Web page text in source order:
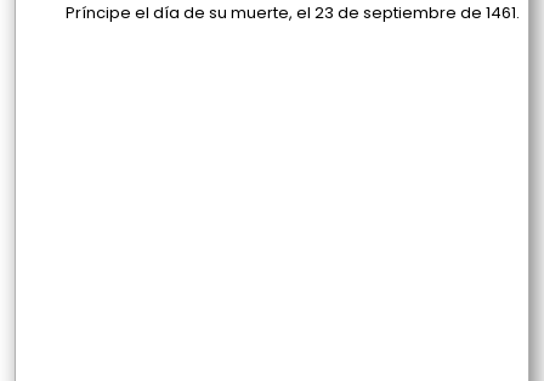
Príncipe el día de su muerte, el 23 de septiembre de 1461.